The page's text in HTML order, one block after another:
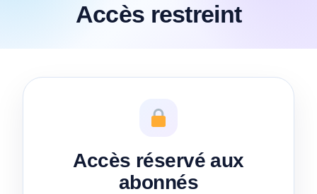
Accès restreint
Accès réservé aux
abonnés